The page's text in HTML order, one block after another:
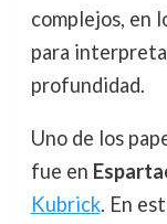
complejos, en
para
profundidad.
Uno de los
fue en
Kubrick. En